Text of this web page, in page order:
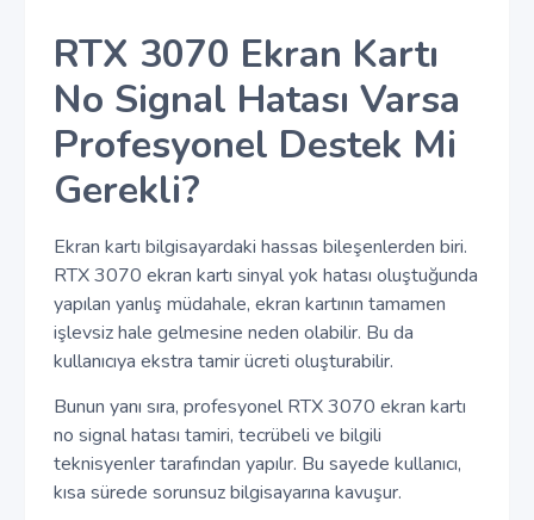
RTX 3070 Ekran Kartı
No Signal Hatası Varsa
Profesyonel Destek Mi
Gerekli?
Ekran kartı bilgisayardaki hassas bileşenlerden biri.
RTX 3070 ekran kartı sinyal yok hatası oluştuğunda
yapılan yanlış müdahale, ekran kartının tamamen
işlevsiz hale gelmesine neden olabilir. Bu da
kullanıcıya ekstra tamir ücreti oluşturabilir.
Bunun yanı sıra, profesyonel RTX 3070 ekran kartı
no signal hatası tamiri, tecrübeli ve bilgili
teknisyenler tarafından yapılır. Bu sayede kullanıcı,
kısa sürede sorunsuz bilgisayarına kavuşur.